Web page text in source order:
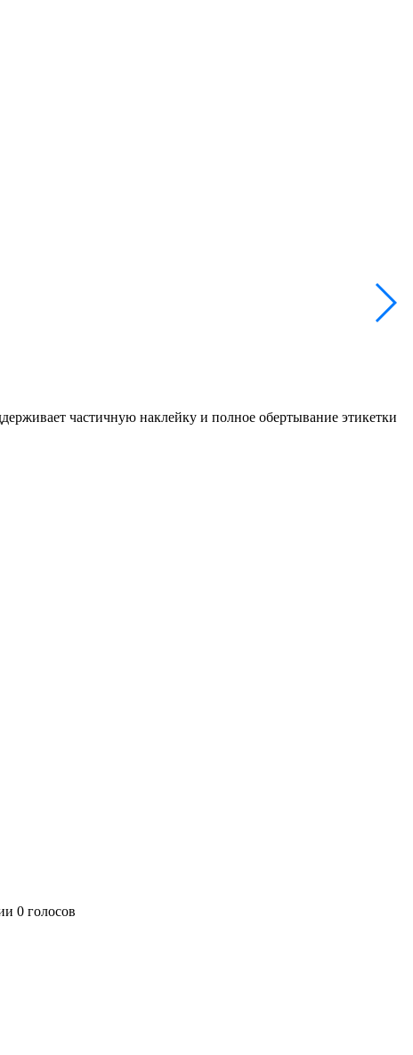
частичную наклейку и полное обертывание этикетки
0 голосов